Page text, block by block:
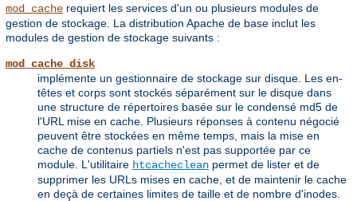
mod_cache requiert les services d'un ou plusieurs modules de
gestion de stockage. La distribution Apache de base inclut les
modules de gestion de stockage suivants :
mod_cache_disk
implémente un gestionnaire de stockage sur disque. Les en-
têtes et corps sont stockés séparément sur le disque dans
une structure de répertoires basée sur le condensé md5 de
l'URL mise en cache. Plusieurs réponses à contenu négocié
peuvent être stockées en même temps, mais la mise en
cache de contenus partiels n'est pas supportée par ce
module. L'utilitaire htcacheclean permet de lister et de
supprimer les URLs mises en cache, et de maintenir le cache
en deçà de certaines limites de taille et de nombre d'inodes.